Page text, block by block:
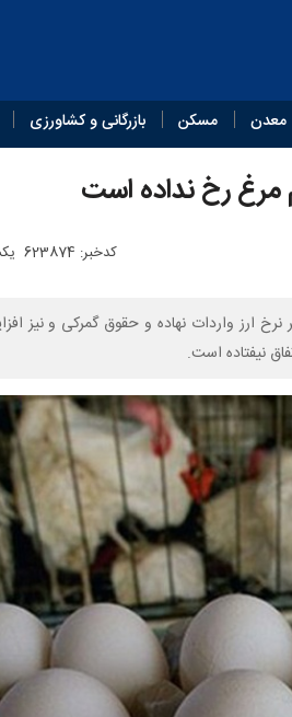
معدن مسکن بازرگانی و کشاورزی
مرغ رخ نداده است
کدخبر: 623874
نرخ ارز واردات نهاده و حقوق گمرکی و نیز
نیفتاده است.